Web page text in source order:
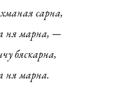
сарна,
ня марна, —
бяскарна,
ня марна.